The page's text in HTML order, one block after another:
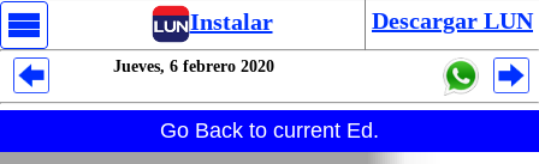
Instalar Descargar LUN
Jueves, 6 febrero 2020
Go Back to current Ed.
Despliegues Analytics
Despliegues Totales